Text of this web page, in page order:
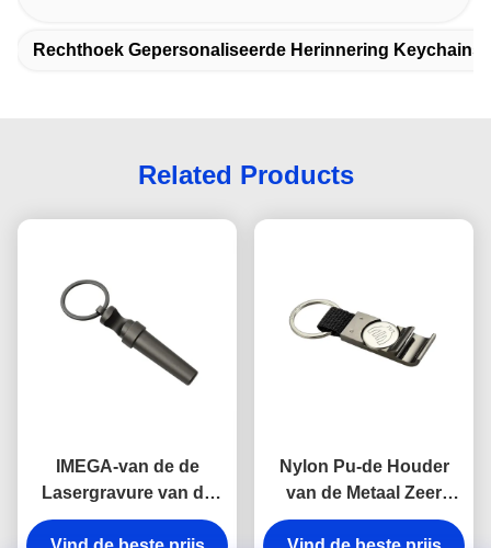
Rechthoek Gepersonaliseerde Herinnering Keychains
Related Products
IMEGA-van de de
Lasergravure van de
Black metalFlesopener
Nylon Pu-de Houder
van de Metaal Zeer
belangrijke ketting het